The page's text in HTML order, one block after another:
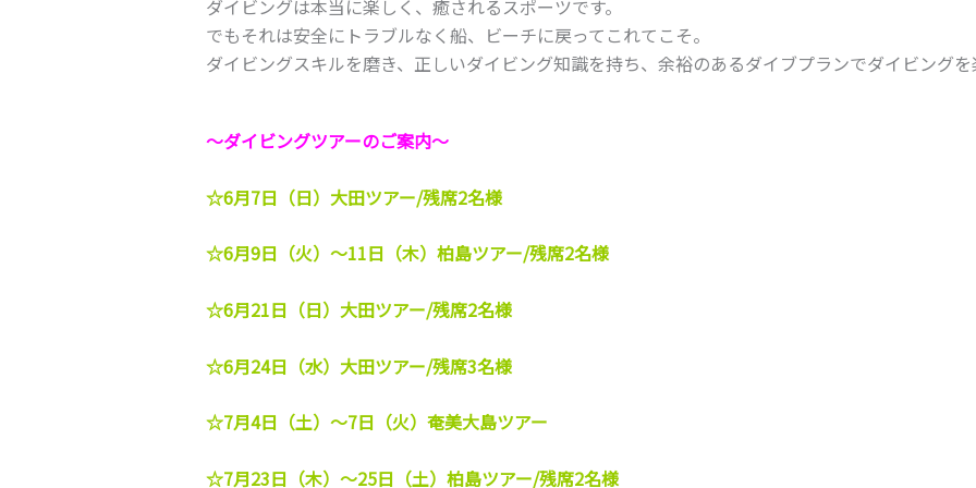
ダイビングは本当に楽しく、癒されるスポーツです。
でもそれは安全にトラブルなく船、ビーチに戻ってこれてこそ。
ダイビングスキルを磨き、正しいダイビング知識を持ち、余裕のあるダイブプランでダイビングを
～ダイビングツアーのご案内～
☆6月7日（日）大田ツアー/残席2名様
☆6月9日（火）～11日（木）柏島ツアー/残席2名様
☆6月21日（日）大田ツアー/残席2名様
☆6月24日（水）大田ツアー/残席3名様
☆7月4日（土）～7日（火）奄美大島ツアー
☆7月23日（木）～25日（土）柏島ツアー/残席2名様